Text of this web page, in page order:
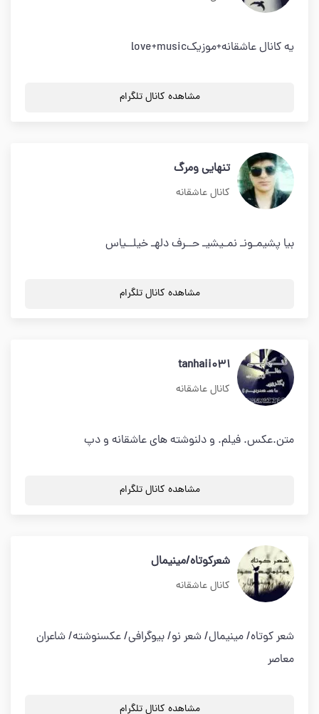
یه کانال عاشقانه+موزیکlove+music
مشاهده کانال تلگرام
تنهایی ومرگ
کانال عاشقانه
بیا پشیمـونـ نمـیشیـ حــرف دلهـ خیلــیاس
مشاهده کانال تلگرام
tanhaii031
کانال عاشقانه
متن.عکس. فیلم. و دلنوشته های عاشقانه و دپ
مشاهده کانال تلگرام
شعرکوتاه/مینیمال
کانال عاشقانه
شعر کوتاه/ مینیمال/ شعر نو/ بیوگرافی/ عکسنوشته/ شاعران
معاصر
مشاهده کانال تلگرام